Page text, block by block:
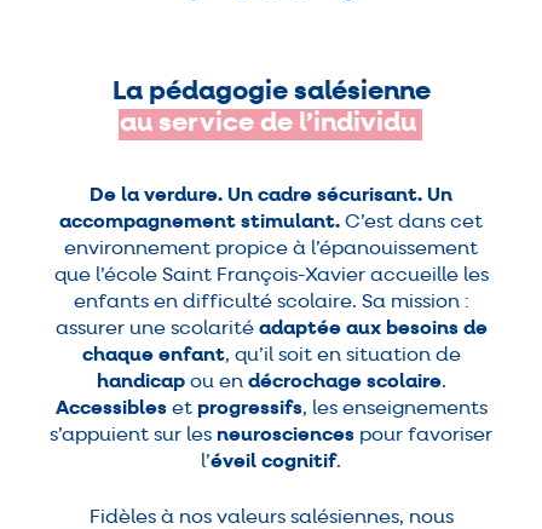
La pédagogie salésienne
au service de l’individu
De la verdure. Un cadre sécurisant. Un
accompagnement stimulant. C’est dans cet
environnement propice à l’épanouissement
que l’école Saint François-Xavier accueille les
enfants en difficulté scolaire. Sa mission :
assurer une scolarité adaptée aux besoins de
chaque enfant, qu’il soit en situation de
handicapou en décrochage scolaire.
Accessibleset progressifs, les enseignements
s’appuient sur les neurosciences pour favoriser
l’éveil cognitif.
Fidèles à nos valeurs salésiennes, nous